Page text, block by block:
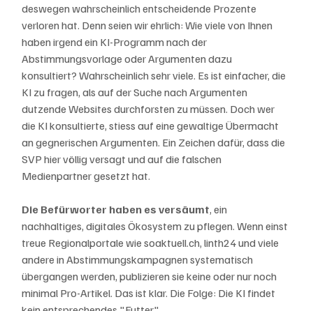
deswegen wahrscheinlich entscheidende Prozente
verloren hat. Denn seien wir ehrlich: Wie viele von Ihnen
haben irgend ein KI-Programm nach der
Abstimmungsvorlage oder Argumenten dazu
konsultiert? Wahrscheinlich sehr viele. Es ist einfacher, die
KI zu fragen, als auf der Suche nach Argumenten
dutzende Websites durchforsten zu müssen. Doch wer
die KI konsultierte, stiess auf eine gewaltige Übermacht
an gegnerischen Argumenten. Ein Zeichen dafür, dass die
SVP hier völlig versagt und auf die falschen
Medienpartner gesetzt hat.
Die Befürworter haben es versäumt, ein
nachhaltiges, digitales Ökosystem zu pflegen. Wenn einst
treue Regionalportale wie soaktuell.ch, linth24 und viele
andere in Abstimmungskampagnen systematisch
übergangen werden, publizieren sie keine oder nur noch
minimal Pro-Artikel. Das ist klar. Die Folge: Die KI findet